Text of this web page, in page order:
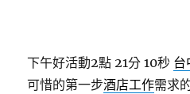
下午好活動2點 21分 10秒 台
可惜的第一步酒店工作需求